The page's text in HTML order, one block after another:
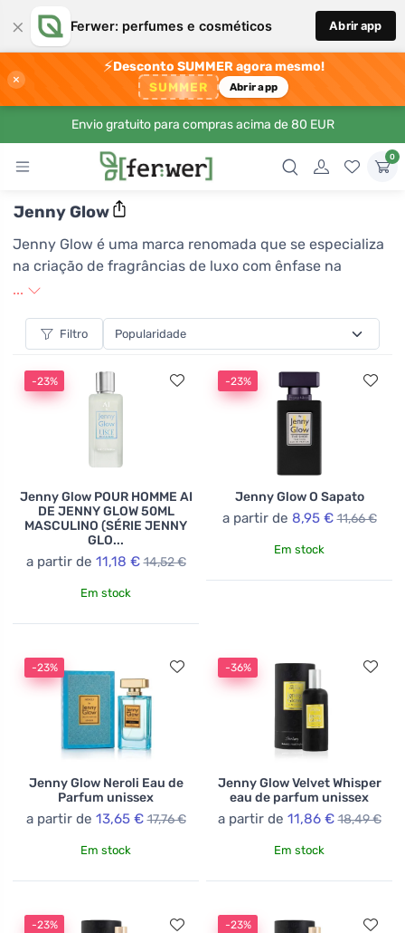
× Ferwer: perfumes e cosméticos Abrir app
×
⚡Desconto SUMMER agora mesmo!
SUMMER Abrir app
Envio gratuito para compras acima de 80 EUR
0
Jenny Glow
Jenny Glow é uma marca renomada que se especializa
na criação de fragrâncias de luxo com ênfase na
qualidade e singularidade. Seus perfumes são
selecionados, que garantem experiências olfativas
duradouras e inesquecíveis. Com cada produto, Jenny
Glow traz ao mundo das fragrâncias uma abordagem
inovadora de elegância e estilo, tornando-a a escolha
ideal para aqueles que procuram uma fragrância
sofisticada e pessoal. A marca preza pela atenção aos
detalhes e apelo estético, o que a diferencia da
verdadeira joia no mundo da perfumaria.
...
Filtro
-23%
Jenny Glow POUR HOMME AI
DE JENNY GLOW 50ML
MASCULINO (SÉRIE JENNY
GLO...
a partir de 11,18 € 14,52 €
Em stock
-23%
Jenny Glow O Sapato
a partir de 8,95 € 11,66 €
Em stock
-23%
Jenny Glow Neroli Eau de
Parfum unissex
a partir de 13,65 € 17,76 €
Em stock
-36%
Jenny Glow Velvet Whisper
eau de parfum unissex
a partir de 11,86 € 18,49 €
Em stock
-23% -23%